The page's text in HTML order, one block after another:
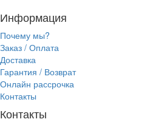
Информация
Почему мы?
Заказ / Оплата
Доставка
Гарантия / Возврат
Онлайн рассрочка
Контакты
Контакты